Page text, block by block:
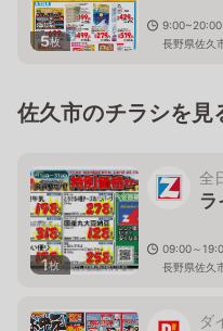
5枚
9:00~20:00
長野県佐久
佐久市のチラシを見
1枚
全
ラ
09:00～
長野県佐久
ダ